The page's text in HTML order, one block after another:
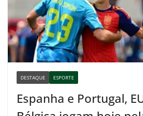
DESTAQUE ESPORTE
Espanha e Portugal,